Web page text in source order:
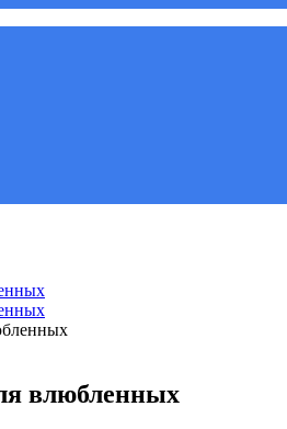
влюбленных